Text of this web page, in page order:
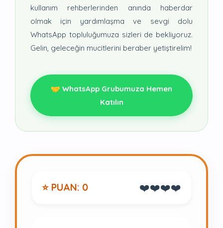
kullanım rehberlerinden anında haberdar
olmak için yardımlaşma ve sevgi dolu
WhatsApp topluluğumuza sizleri de bekliyoruz.
Gelin, geleceğin mucitlerini beraber yetiştirelim!
🤝 WhatsApp Grubumuza Hemen
Katılın
⭐ PUAN: 0 ❤️❤️❤️❤️